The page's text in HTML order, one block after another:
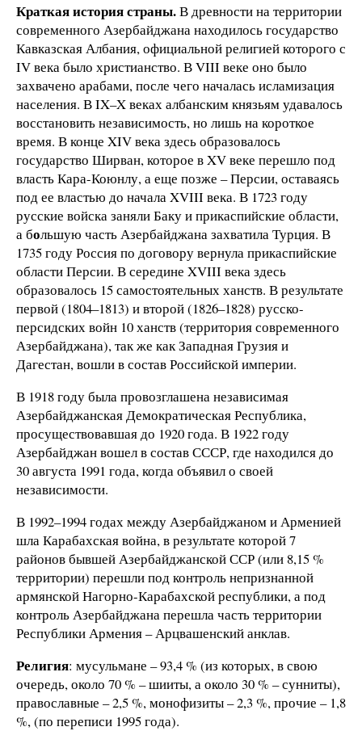
Краткая история страны.В древности на территории
современного Азербайджана находилось государство
Кавказская Албания, официальной религией которого с
IV века было христианство. В VIII веке оно было
захвачено арабами, после чего началась исламизация
населения. В IX–X веках албанским князьям удавалось
восстановить независимость, но лишь на короткое
время. В конце XIV века здесь образовалось
государство Ширван, которое в XV веке перешло под
власть Кара-Коюнлу, а еще позже – Персии, оставаясь
под ее властью до начала XVIII века. В 1723 году
русские войска заняли Баку и прикаспийские области,
а большую часть Азербайджана захватила Турция. В
1735 году Россия по договору вернула прикаспийские
области Персии. В середине XVIII века здесь
образовалось 15 самостоятельных ханств. В результате
первой (1804–1813) и второй (1826–1828) русско-
персидских войн 10 ханств (территория современного
Азербайджана), так же как Западная Грузия и
Дагестан, вошли в состав Российской империи.
В 1918 году была провозглашена независимая
Азербайджанская Демократическая Республика,
просуществовавшая до 1920 года. В 1922 году
Азербайджан вошел в состав СССР, где находился до
30 августа 1991 года, когда объявил о своей
независимости.
В 1992–1994 годах между Азербайджаном и Арменией
шла Карабахская война, в результате которой 7
районов бывшей Азербайджанской ССР (или 8,15 %
территории) перешли под контроль непризнанной
армянской Нагорно-Карабахской республики, а под
контроль Азербайджана перешла часть территории
Республики Армения – Арцвашенский анклав.
Религия: мусульмане – 93,4 % (из которых, в свою
очередь, около 70 % – шииты, а около 30 % – сунниты),
православные – 2,5 %, монофизиты – 2,3 %, прочие – 1,8
%, (по переписи 1995 года).